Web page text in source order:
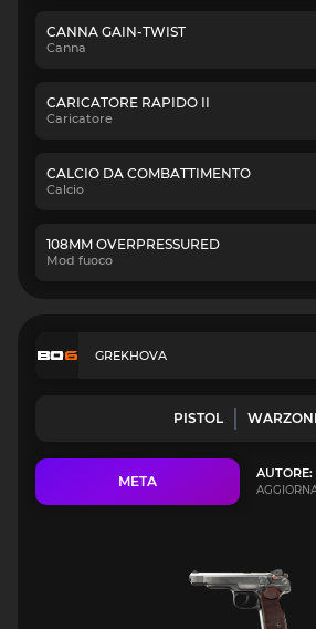
CANNA GAIN-TWIST
Canna
CARICATORE RAPIDO II
Caricatore
CALCIO DA COMBATTIMENTO
Calcio
108MM OVERPRESSURED
Mod fuoco
GREKHOVA
PISTOL
META AUTORE: